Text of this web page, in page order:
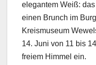
elegantem Weiß:
einen Brunch im
Kreismuseum
14. Juni von 11 bis
freiem Himmel ein.